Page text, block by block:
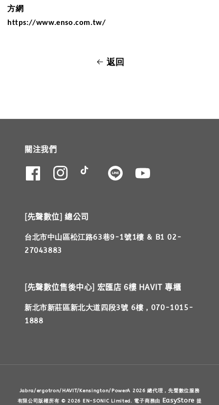
方網
https://www.enso.com.tw/
返回
關注我們
[先聲數位] 總公司
台北市中山區松江路63巷9-1號1樓 & B1 02-
27043883
[先聲數位售後中心] 宏匯店 6樓 HAVIT 專櫃
新北市新莊區新北大道四段3號 6樓，070-1015-
1888
Jabra/ergotron/HAVIT/Kensington/PowerA 2026 總代理，先聲數位服務
有限公司版權所有 © 2026 EN-SONIC Limited. 電子商務由 EasyStore 提